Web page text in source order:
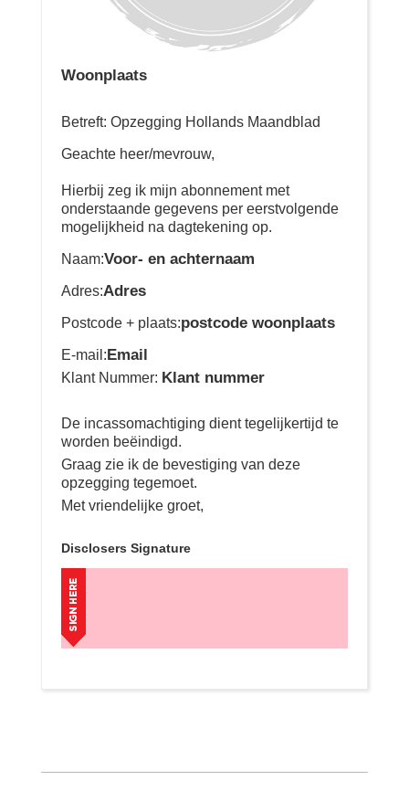
Woonplaats
Betreft: Opzegging Hollands Maandblad
Geachte heer/mevrouw,
Hierbij zeg ik mijn abonnement met
onderstaande gegevens per eerstvolgende
mogelijkheid na dagtekening op.
Naam:Voor- en achternaam
Adres:Adres
Postcode + plaats:postcode woonplaats
E-mail:Email
Klant Nummer: Klant nummer
De incassomachtiging dient tegelijkertijd te
worden beëindigd.
Graag zie ik de bevestiging van deze
opzegging tegemoet.
Met vriendelijke groet,
Disclosers Signature